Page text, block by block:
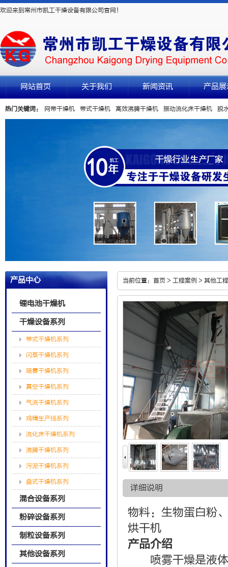
欢迎来到常州市凯工干燥设备有限公司官网！
网站首页 关于我们 新闻资讯 产品展
热门关键词： 网带干燥机 带式干燥机 高效沸腾干燥机 振动流化床干燥机 脱
产品中心
锂电池干燥机
干燥设备系列
带式干燥机系列
闪蒸干燥机系列
喷雾干燥机系列
真空干燥机系列
气流干燥机系列
鸡精生产线系列
流化床干燥机系列
沸腾干燥机系列
污泥干燥机系列
盘式干燥机系列
混合设备系列
粉碎设备系列
制粒设备系列
其他设备系列
当前位置： 首页 > 工程案例 > 其他工
详细说明
物料：生物蛋白粉
烘干机
产品介绍
喷雾干燥是液体